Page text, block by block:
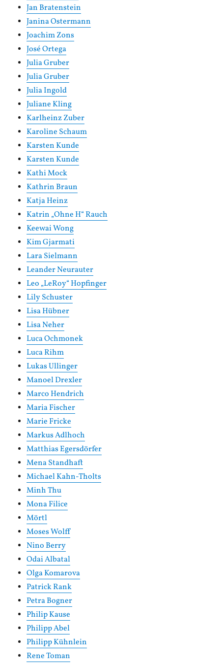
Jan Bratenstein
Janina Ostermann
Joachim Zons
José Ortega
Julia Gruber
Julia Gruber
Julia Ingold
Juliane Kling
Karlheinz Zuber
Karoline Schaum
Karsten Kunde
Karsten Kunde
Kathi Mock
Kathrin Braun
Katja Heinz
Katrin „Ohne H“ Rauch
Keewai Wong
Kim Gjarmati
Lara Sielmann
Leander Neurauter
Leo „LeRoy“ Hopfinger
Lily Schuster
Lisa Hübner
Lisa Neher
Luca Ochmonek
Luca Rihm
Lukas Ullinger
Manoel Drexler
Marco Hendrich
Maria Fischer
Marie Fricke
Markus Adlhoch
Matthias Egersdörfer
Mena Standhaft
Michael Kahn-Tholts
Minh Thu
Mona Filice
Mörtl
Moses Wolff
Nino Berry
Odai Albatal
Olga Komarova
Patrick Rank
Petra Bogner
Philip Kause
Philipp Abel
Philipp Kühnlein
Rene Toman